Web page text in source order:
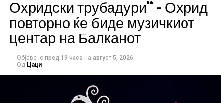
Охридски трубадури“ – Охрид
повторно ќе биде музичкиот
центар на Балканот
Објавено пред 19 часа на август 5, 2026
Од Цаци